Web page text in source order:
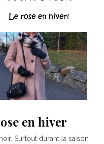
en hiver
Surtout durant la saison